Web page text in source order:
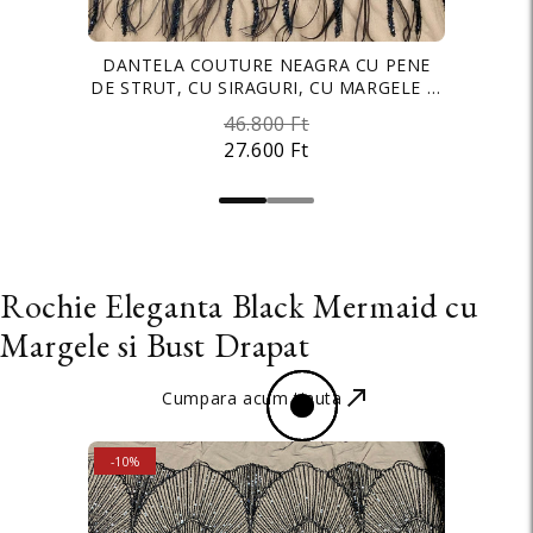
DANTELA COUTURE NEAGRA CU PENE
DE STRUT, CU SIRAGURI, CU MARGELE SI
27.600 Ft
46.800 Ft
CREP ELASTIC BARBIE PREMIUM NUDE
INCHIS
1.500 Ft
2.900 Ft
Rochie Eleganta Black Mermaid cu
Margele si Bust Drapat
Cumpara acum tinuta
SALE
-10%
SALE
-22%